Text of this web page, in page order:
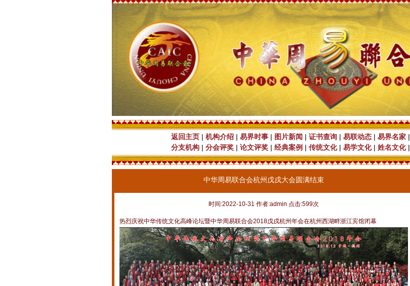
返回主页 | 机构介绍 | 易界时事 | 图片新闻 | 证书查询 | 易联动态 | 易界名家 |
分支机构 | 分会评奖 | 论文评奖 | 经典案例 | 传统文化| 易学文化| 姓名文化|
中华周易联合会杭州戊戌大会圆满结束
时间:2022-10-31 作者:admin 点击:599次
热烈庆祝中华传统文化高峰论坛暨中华周易联合会2018戊戌杭州年会在杭州西湖畔浙江宾馆闭幕